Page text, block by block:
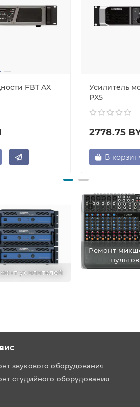
FBT AX
Усилитель
PX5
2778.75
В
усилителей
Ремонт
пультов
звукового оборудования
студийного оборудования